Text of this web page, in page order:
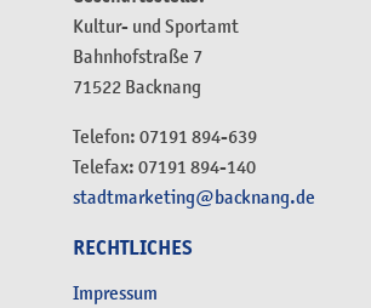
Kultur- und Sportamt
Bahnhofstraße 7
71522 Backnang
Telefon: 07191 894-639
Telefax: 07191 894-140
stadtmarketing@backnang.de
RECHTLICHES
Impressum